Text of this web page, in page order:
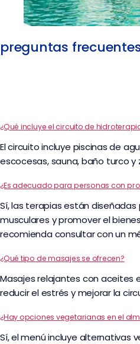
preguntas
¿Qué incluye el circuito de
El circuito incluye piscinas de
escocesas, sauna, baño turco y
¿Es adecuado para personas con
Sí, las terapias están diseñadas
musculares y promover el
recomienda consultar con un
¿Qué tipo de masajes se ofrecen?
Masajes relajantes con aceites
reducir el estrés y mejorar la
¿Hay opciones vegetarianas en el
Sí, el menú incluye alternativas